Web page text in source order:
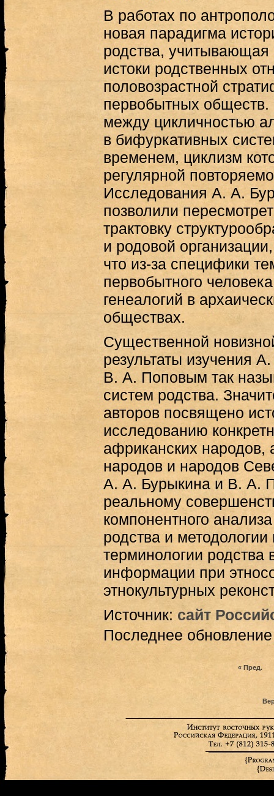
В работах по
новая парадигма
родства, учитывающая
истоки родственных
половозрастной
первобытных обществ.
между цикличностью
в бифуркативных
временем, циклизм
регулярной
Исследования А. А.
позволили
трактовку
и родовой
что из-за специфики
первобытного
генеалогий в
обществах.
Существенной
результаты изучения
В. А. Поповым так
систем родства.
авторов посвящено
исследованию
африканских народов,
народов и народов
А. А. Бурыкина и В. А.
реальному
компонентного
родства и
терминологии родства
информации при
этнокультурных
Источник: сайт
Последнее
« Пред.